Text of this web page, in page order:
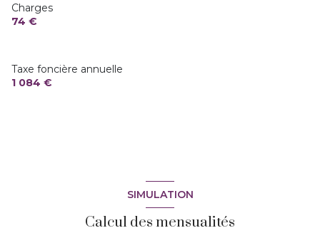
arboré
Charges
74 €
Taxe foncière annuelle
1 084 €
SIMULATION
Calcul des mensualités